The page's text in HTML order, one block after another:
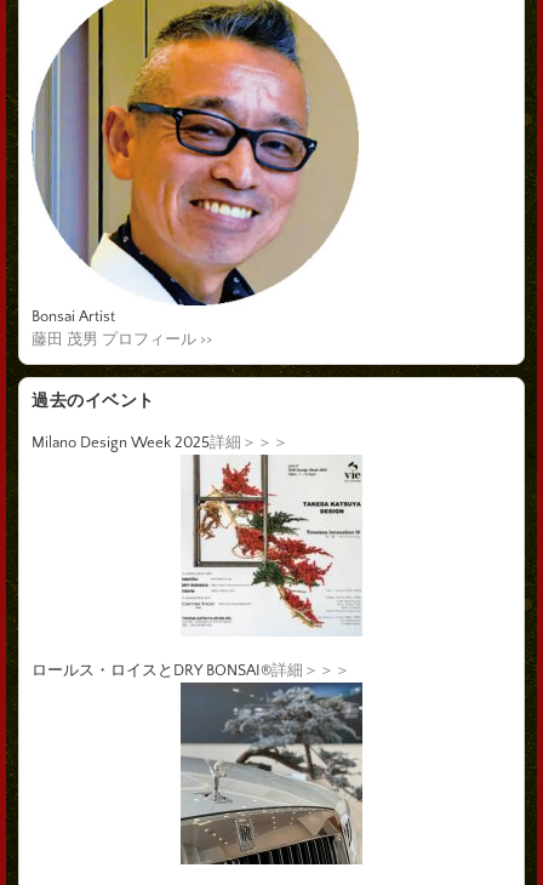
Bonsai Artist
藤田 茂男 プロフィール >>
過去のイベント
Milano Design Week 2025詳細＞＞＞
ロールス・ロイスとDRY BONSAI®詳細＞＞＞